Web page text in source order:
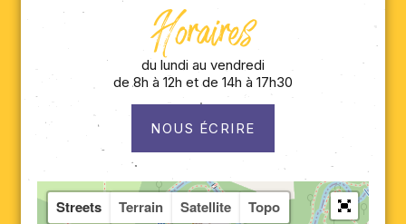
Horaires
du lundi au vendredi
de 8h à 12h et de 14h à 17h30
NOUS ÉCRIRE
Streets Terrain Satellite Topo